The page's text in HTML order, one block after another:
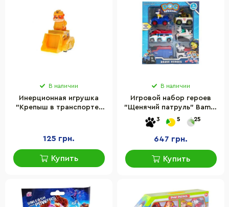
В наличии
Инерционная игрушка
"Крепыш в транспорте"
Патруль"
125 грн.
Купить
В наличии
Игровой набор героев
"Щенячий патруль" Bambi
DT956 (HS-5875)-1, 6
героев в коробке
3 5 25
647 грн.
Купить